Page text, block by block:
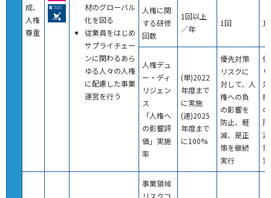
成、
人権
尊重
材のグローバル
化を図る
従業員をはじめ
サプライチェー
ンに関わるあら
ゆる人々の人権
に配慮した事業
運営を行う
人権に関
する研修
回数
1回以上
／年
1回 1
人権デュ
ー・ディ
リジェン
ス
「人権へ
の影響評
価」実施
率
(単)2022
年度まで
に実施
(連)2025
年度まで
に100%
優先対策
リスクに
対して、人
権への負
の影響を
防止、軽
減、是正
策を継続
実行
事業領域
リスクコ